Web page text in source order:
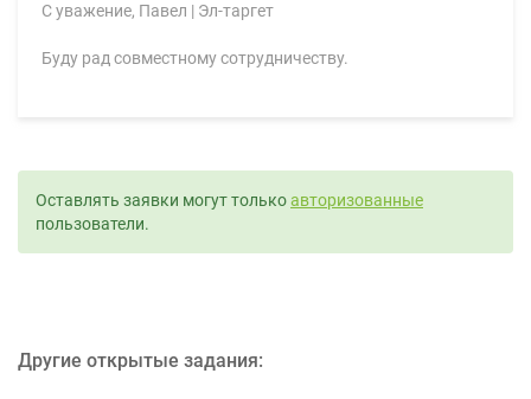
С уважение, Павел | Эл-таргет
Буду рад совместному сотрудничеству.
Оставлять заявки могут толькоавторизованные
пользователи.
Другие открытые задания: